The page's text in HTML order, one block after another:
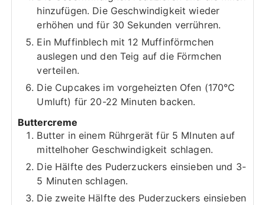
hinzufügen. Die Geschwindigkeit wieder
erhöhen und für 30 Sekunden verrühren.
Ein Muffinblech mit 12 Muffinförmchen
auslegen und den Teig auf die Förmchen
verteilen.
Die Cupcakes im vorgeheizten Ofen (170°C
Umluft) für 20-22 Minuten backen.
Buttercreme
Butter in einem Rührgerät für 5 MInuten auf
mittelhoher Geschwindigkeit schlagen.
Die Hälfte des Puderzuckers einsieben und 3-
5 Minuten schlagen.
Die zweite Hälfte des Puderzuckers einsieben